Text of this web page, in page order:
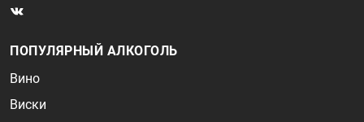
ПОПУЛЯРНЫЙ АЛКОГОЛЬ
Вино
Виски